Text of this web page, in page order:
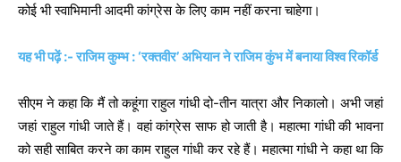
कोई भी स्वाभिमानी आदमी कांग्रेस के लिए काम नहीं करना चाहेगा।
यह भी पढ़ें :- राजिम कुम्भ : ‘रक्तवीर’ अभियान ने राजिम कुंभ में बनाया विश्व रिकॉर्ड
सीएम ने कहा कि मैं तो कहूंगा राहुल गांधी दो-तीन यात्रा और निकालो। अभी जहां
जहां राहुल गांधी जाते हैं। वहां कांग्रेस साफ हो जाती है। महात्मा गांधी की भावना
को सही साबित करने का काम राहुल गांधी कर रहे हैं। महात्मा गांधी ने कहा था कि